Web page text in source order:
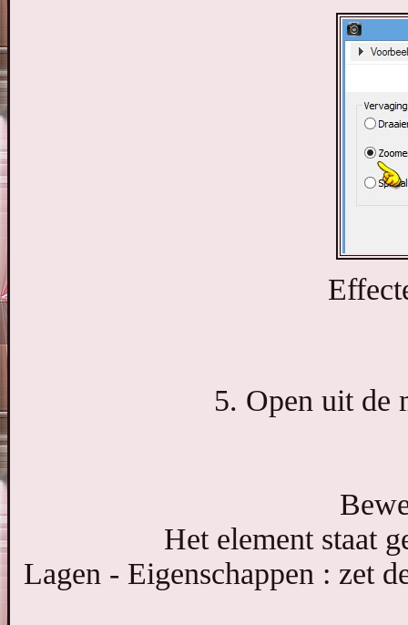
5. Open uit de
Het element staat
Lagen - Eigenschappen : zet